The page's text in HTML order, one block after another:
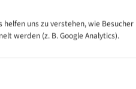
300
500
helfen uns zu verstehen, wie
werden (z. B. Google Analytics).